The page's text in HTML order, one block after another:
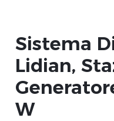
Sistema
Lidian,
W